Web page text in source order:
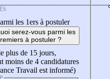
les 1ers à postuler
serez-vous parmi les
à postuler ?
plus de 15 jours,
moins de 4 candidatures
Travail est informé)